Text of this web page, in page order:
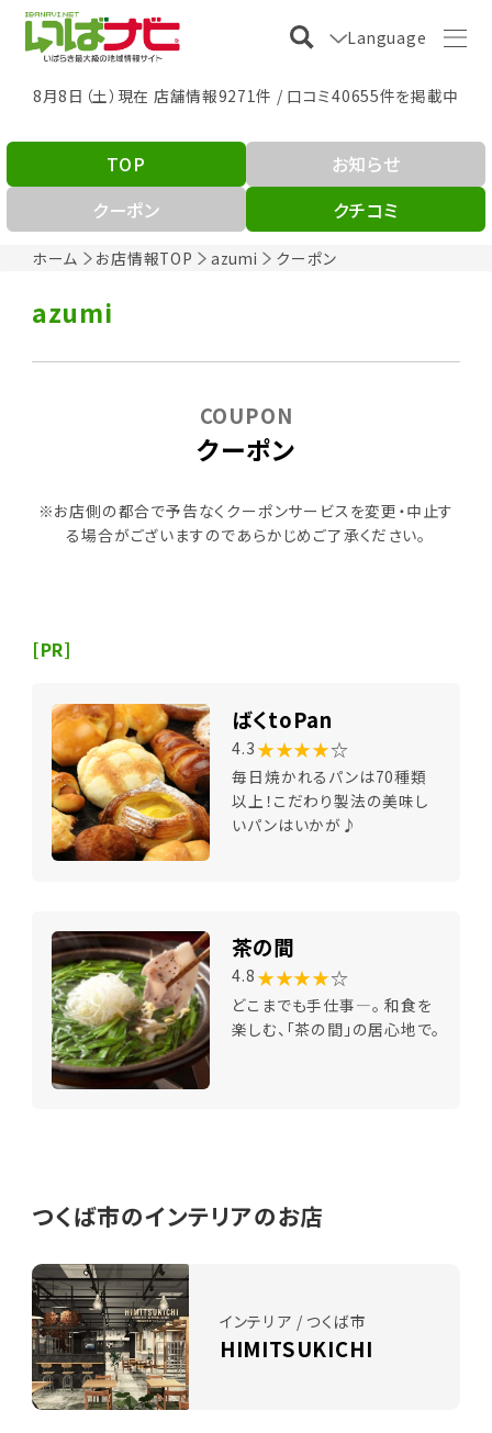
Language
8月8日（土）現在 店舗情報9271件 / 口コミ40655件を掲載中
ホーム お店情報TOP azumi クーポン
TOP
お知らせ
クーポン
クチコミ
azumi
クーポン
COUPON
※お店側の都合で予告なくクーポンサービスを変更・中止す
る場合がございますのであらかじめご了承ください。
[PR]
ばくtoPan
4.3 ★★★★☆
毎日焼かれるパンは70種類
以上！こだわり製法の美味し
いパンはいかが♪
茶の間
4.8 ★★★★☆
どこまでも手仕事―。 和食を
楽しむ、「茶の間」の居心地で。
つくば市のインテリアのお店
インテリア / つくば市
HIMITSUKICHI